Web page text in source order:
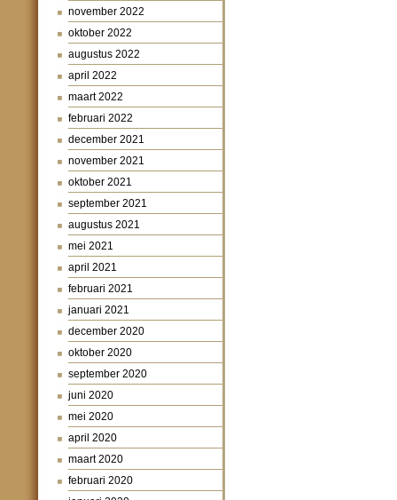
november 2022
oktober 2022
augustus 2022
april 2022
maart 2022
februari 2022
december 2021
november 2021
oktober 2021
september 2021
augustus 2021
mei 2021
april 2021
februari 2021
januari 2021
december 2020
oktober 2020
september 2020
juni 2020
mei 2020
april 2020
maart 2020
februari 2020